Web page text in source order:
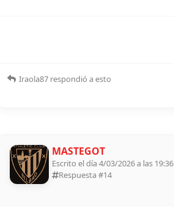
Iraola87 respondió a esto
MASTEGOT
Escrito el día 4/03/2026 a las 19:36
Respuesta #14